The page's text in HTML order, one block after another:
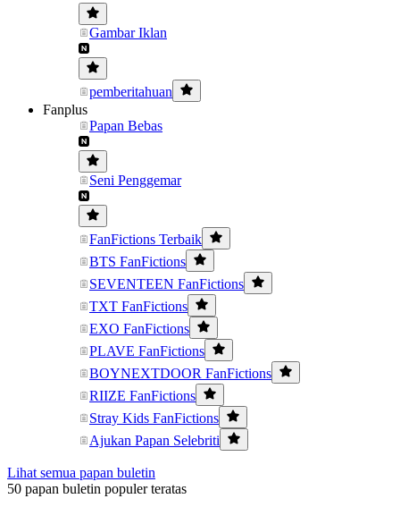
Gambar Iklan
pemberitahuan
Fanplus
Papan Bebas
Seni Penggemar
FanFictions Terbaik
BTS FanFictions
SEVENTEEN FanFictions
TXT FanFictions
EXO FanFictions
PLAVE FanFictions
BOYNEXTDOOR FanFictions
RIIZE FanFictions
Stray Kids FanFictions
Ajukan Papan Selebriti
Lihat semua papan buletin
50 papan buletin populer teratas